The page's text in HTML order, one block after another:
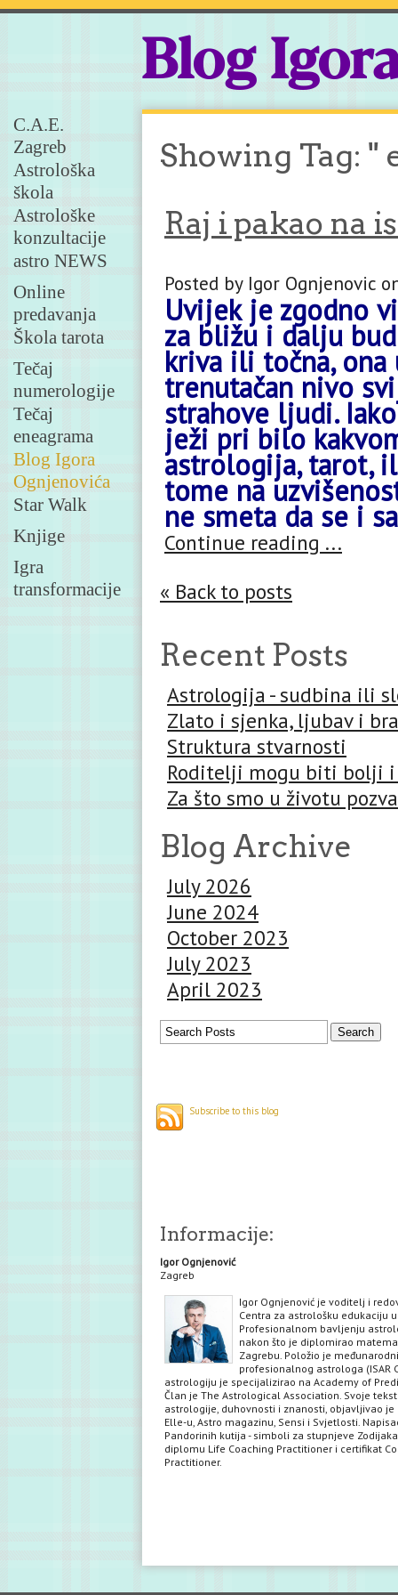
Blog
C.A.E.
Zagreb
Astrološka
škola
Astrološke
konzultacije
astro NEWS
Online
predavanja
Škola tarota
Tečaj
numerologije
Tečaj
eneagrama
Blog Igora
Ognjenovića
Star Walk
Knjige
Igra
transformacije
Showing Tag:
Raj i pakao na
Posted by Igor Ognjenovic
Uvijek je zgodno
za bližu i dalju
kriva ili točna,
trenutačan nivo
strahove ljudi.
ježi pri bilo
astrologija, tarot,
tome na
ne smeta da se i
Continue reading ...
« Back to posts
Recent Posts
Astrologija - sudbina ili
Zlato i sjenka, ljubav i
Struktura stvarnosti
Roditelji mogu biti bolji
Za što smo u životu
Blog Archive
July 2026
June 2024
October 2023
July 2023
April 2023
Subscribe to this blog
Informacije:
Igor Ognjenović
Zagreb
Igor Ognjenović je voditelj i
Centra za astrološku edukaciju
Profesionalnom bavljenju
nakon što je diplomirao
Zagrebu. Položio je
profesionalnog astrologa (ISAR
astrologiju je specijalizirao na Academy of
Član je The Astrological Association. Svoje
astrologije, duhovnosti i znanosti, objavljivao je
Elle-u, Astro magazinu, Sensi i Svjetlosti.
Pandorinih kutija - simboli za stupnjeve
diplomu Life Coaching Practitioner i certifikat
Practitioner.